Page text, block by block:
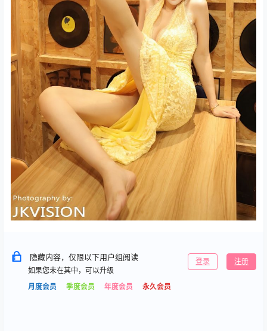
隐藏内容，仅限以下用户组阅读
如果您未在其中，可以升级
月度会员
季度会员 年度会员 永久会员
登录 注册